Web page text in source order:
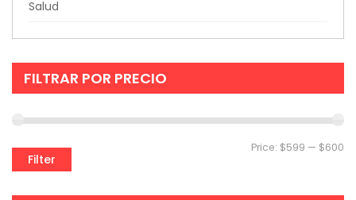
Salud
FILTRAR POR PRECIO
Filter
Price: $599 — $600